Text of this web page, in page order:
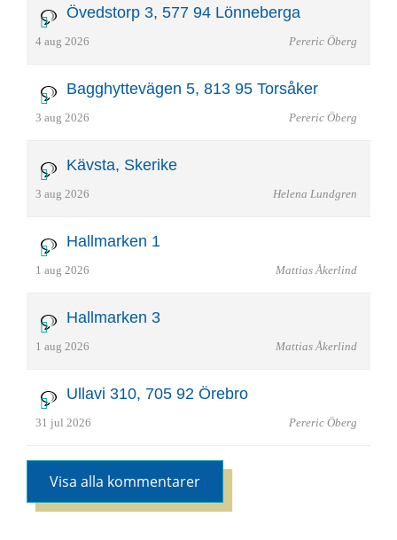
Övedstorp 3, 577 94 Lönneberga
4 aug 2026 Pereric Öberg
Bagghyttevägen 5, 813 95 Torsåker
3 aug 2026 Pereric Öberg
Kävsta, Skerike
3 aug 2026 Helena Lundgren
Hallmarken 1
1 aug 2026 Mattias Åkerlind
Hallmarken 3
1 aug 2026 Mattias Åkerlind
Ullavi 310, 705 92 Örebro
31 jul 2026 Pereric Öberg
Visa alla kommentarer